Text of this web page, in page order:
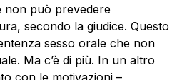
non può prevedere
secondo la giudice. Questo
sesso orale che non
Ma c’è di più. In un altro